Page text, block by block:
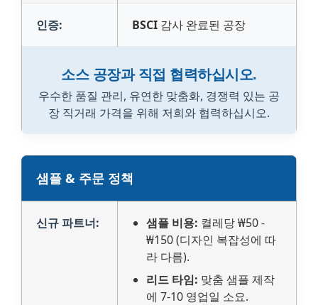
인증: BSCI 감사 완료된 공장
소스 공장과 직접 협력하십시오.
우수한 품질 관리, 유연한 맞춤화, 경쟁력 있는 공
장 직거래 가격을 위해 저희와 협력하십시오.
샘플 & 주문 정책
신규 파트너: 샘플 비용: 켤레당 ₩50 -
₩150 (디자인 복잡성에 따
라 다름).
리드 타임: 맞춤 샘플 제작
에 7-10 영업일 소요.